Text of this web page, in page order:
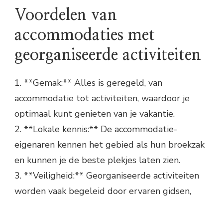
Voordelen van
accommodaties met
georganiseerde activiteiten
1. **Gemak:** Alles is geregeld, van
accommodatie tot activiteiten, waardoor je
optimaal kunt genieten van je vakantie.
2. **Lokale kennis:** De accommodatie-
eigenaren kennen het gebied als hun broekzak
en kunnen je de beste plekjes laten zien.
3. **Veiligheid:** Georganiseerde activiteiten
worden vaak begeleid door ervaren gidsen,